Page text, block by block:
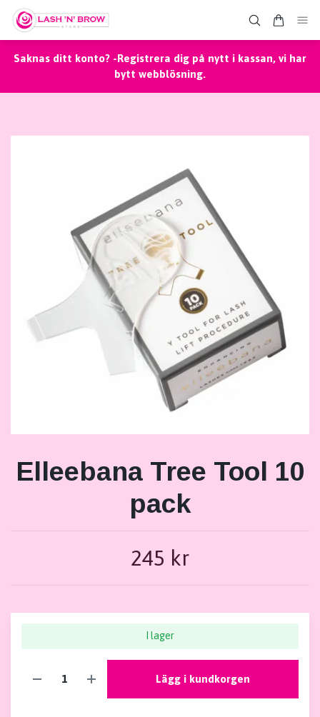
Saknas ditt konto? -Registrera dig på nytt i kassan, vi har
bytt webblösning.
Elleebana Tree Tool 10
pack
245 kr
I lager
Lägg i kundkorgen